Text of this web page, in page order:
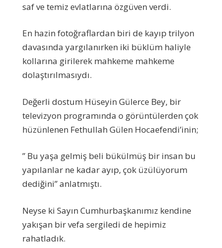
saf ve temiz evlatlarına özgüven verdi.
En hazin fotoğraflardan biri de kayıp trilyon
davasında yargılanırken iki büklüm haliyle
kollarına girilerek mahkeme mahkeme
dolaştırılmasıydı.
Değerli dostum Hüseyin Gülerce Bey, bir
televizyon programında o görüntülerden çok
hüzünlenen Fethullah Gülen Hocaefendi’inin;
” Bu yaşa gelmiş beli bükülmüş bir insan bu
yapılanlar ne kadar ayıp, çok üzülüyorum
dediğini” anlatmıştı.
Neyse ki Sayın Cumhurbaşkanımız kendine
yakışan bir vefa sergiledi de hepimiz
rahatladık.